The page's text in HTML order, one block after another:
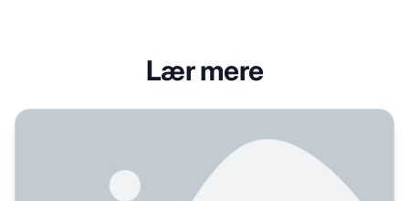
Lær mere
Hvilken procentdel af søgninger sker på AI-platforme?